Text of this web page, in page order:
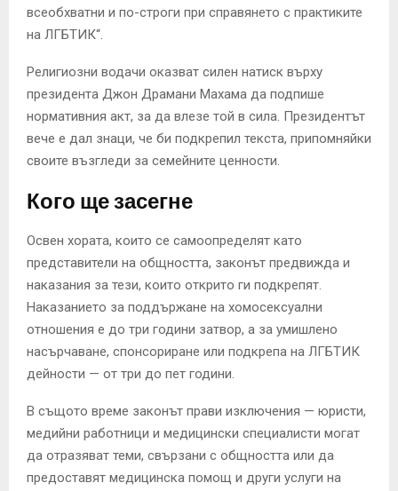
всеобхватни и по-строги при справянето с практиките
на ЛГБТИК“.
Религиозни водачи оказват силен натиск върху
президента Джон Драмани Махама да подпише
нормативния акт, за да влезе той в сила. Президентът
вече е дал знаци, че би подкрепил текста, припомняйки
своите възгледи за семейните ценности.
Кого ще засегне
Освен хората, които се самоопределят като
представители на общността, законът предвижда и
наказания за тези, които открито ги подкрепят.
Наказанието за поддържане на хомосексуални
отношения е до три години затвор, а за умишлено
насърчаване, спонсориране или подкрепа на ЛГБТИК
дейности — от три до пет години.
В същото време законът прави изключения — юристи,
медийни работници и медицински специалисти могат
да отразяват теми, свързани с общността или да
предоставят медицинска помощ и други услуги на